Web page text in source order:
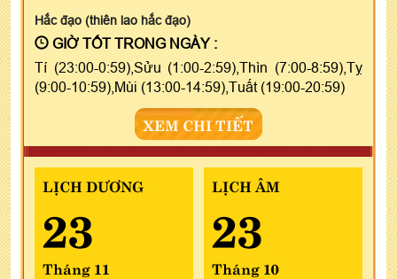
Hắc đạo (thiên lao hắc đạo)
GIỜ TỐT TRONG NGÀY :
Tí (23:00-0:59),Sửu (1:00-2:59),Thìn (7:00-8:59),Tỵ
(9:00-10:59),Mùi (13:00-14:59),Tuất (19:00-20:59)
XEM CHI TIẾT
LỊCH DƯƠNG
23
Tháng 11
LỊCH ÂM
23
Tháng 10